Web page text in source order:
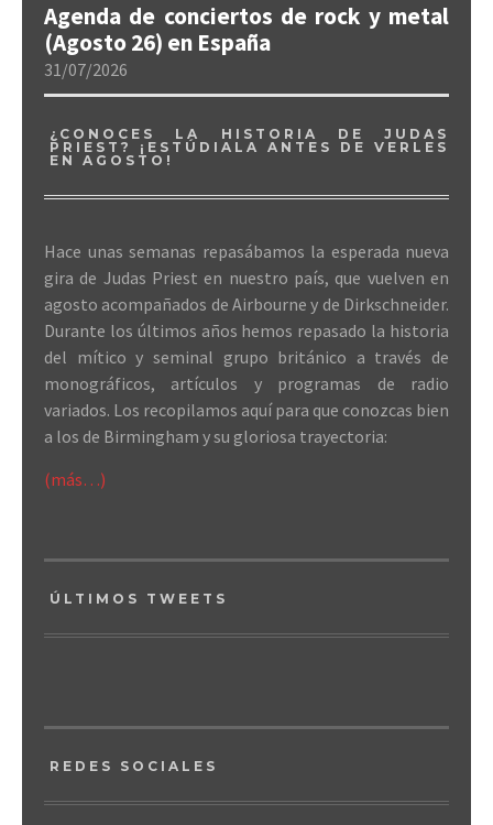
Agenda de conciertos de rock y metal
(Agosto 26) en España
31/07/2026
¿CONOCES LA HISTORIA DE JUDAS
PRIEST? ¡ESTÚDIALA ANTES DE VERLES
EN AGOSTO!
Hace unas semanas repasábamos la esperada nueva
gira de Judas Priest en nuestro país, que vuelven en
agosto acompañados de Airbourne y de Dirkschneider.
Durante los últimos años hemos repasado la historia
del mítico y seminal grupo británico a través de
monográficos, artículos y programas de radio
variados. Los recopilamos aquí para que conozcas bien
a los de Birmingham y su gloriosa trayectoria:
(más…)
ÚLTIMOS TWEETS
REDES SOCIALES